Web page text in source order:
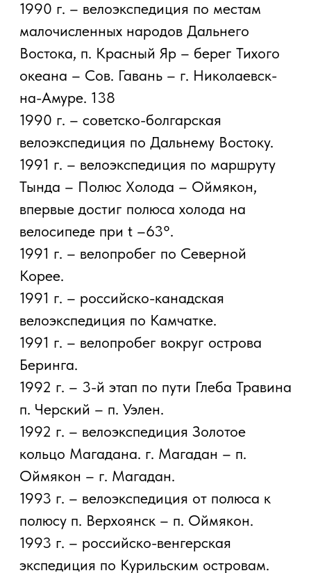
1995 г. – зимняя велоэкспедиция вокруг
1995 г. – велоэкспедиция вокруг света
Австралия, Новая Зеландия, Азия,
Россия, Европа, Африка, Северная
2001 г. – велопутешествия по Монголии
и пустыне Гоби.
велоэкспедиция по святым местам
России, Украины, Белорусии и странам
Западной Европы.
Востоку посвященный В. В. Арсеньеву.
2004 г. – велопробег через всю страну
г. Владивосток – г. Мурманск.
2005 г. – велопробег по маршруту г.
Находка – г. Хабаровск – Комсомольск-
на-Амуре – г. Находка.
2006 г. – паломническая
велоэкспедиция по маршруту г.
Владивосток – г. Санкт–Петербург – г.
Бари (Италия)
2007 г. – велоэкспедиция по Дальнему
востоку.
2009 г. – велопробег вокруг
Воронежской области.
2011 г. – велопробег г. Воронеж –
Куликово поле – г. Воронеж.
2018 г. – восхождение на гору Эльбрус.
2019 г. – восхождение на гору Белуха.
2020 г. – велопробег вокруг
полуострова Крым.
2021 г. – велопробег Москва —
Воронеж